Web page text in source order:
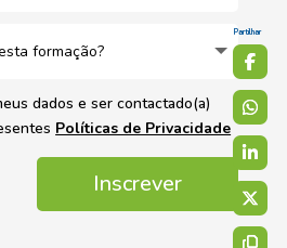
dados e ser contactado(a)
Políticas de Privacidade
Inscrever
Partilhar